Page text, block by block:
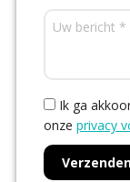
Ik ga
onze privacy